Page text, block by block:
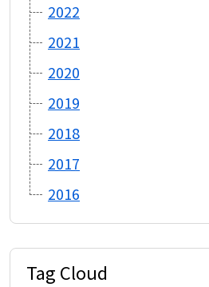
2022
2021
2020
2019
2018
2017
2016
Tag Cloud